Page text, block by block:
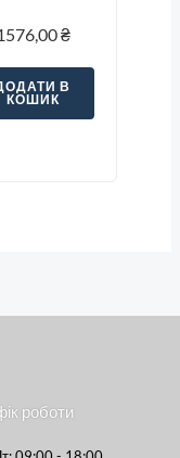
₴
В
КОШИК
роботи